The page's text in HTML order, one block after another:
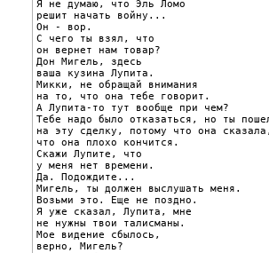
Я не думаю, что Эль Ломо
решит начать войну...
Он - вор.
С чего ты взял, что
он вернет нам товар?
Дон Мигель, здесь
ваша кузина Лупита.
Микки, не обращай внимания
на то, что она тебе говорит.
А Лупита-то тут вообще при чем?
Тебе надо было отказаться, но ты
на эту сделку, потому что она сказала,
что она плохо кончится.
Скажи Лупите, что
у меня нет времени.
Да. Подождите...
Мигель, ты должен выслушать меня.
Возьми это. Еще не поздно.
Я уже сказал, Лупита, мне
не нужны твои талисманы.
Мое видение сбылось,
верно, Мигель?